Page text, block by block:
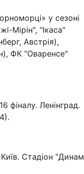
у сезоні
Мірін", "Ікаса"
Австрія),
ФК "Оваренсе"
фіналу. Ленінград.
Київ. Стадіон